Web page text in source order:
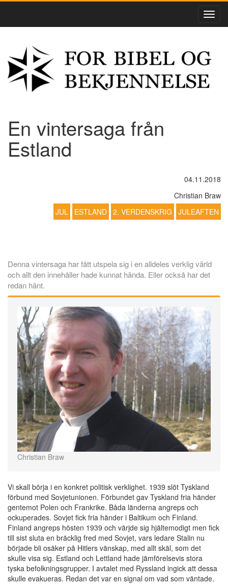
En vintersaga från
Estland
04.11.2018
Christian Braw
JUL
ESTLAND 2. VERDENSKRIG JULEAFTEN
Denna vintersaga har fått utspela sig i en alldeles verklig värld
och allt den innehåller hade kunnat hända. Eller också har det
redan hänt.
Christian Braw
Vi skall börja i en konkret politisk verklighet. 1939 slöt Tyskland
förbund med Sovjetunionen. Förbundet gav Tyskland fria händer
gentemot Polen och Frankrike. Båda länderna angreps och
ockuperades. Sovjet fick fria händer i Baltikum och Finland.
Finland angreps hösten 1939 och värjde sig hjältemodigt men fick
till sist sluta en bräcklig fred med Sovjet, vars ledare Stalin nu
började bli osäker på Hitlers vänskap, med allt skäl, som det
skulle visa sig. Estland och Lettland hade jämförelsevis stora
tyska befolkningsgrupper. I avtalet med Ryssland ingick att dessa
skulle evakueras. Redan det var en signal om vad som väntade.